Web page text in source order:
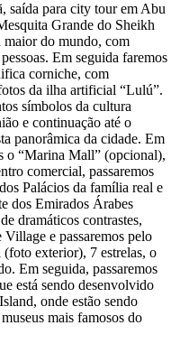
saída para city tour em Abu
Grande do Sheikh
maior do mundo, com
Em seguida faremos
corniche, com
da ilha artificial “Lulú”.
símbolos da cultura
e continuação até o
panorâmica da cidade. Em
o “Marina Mall” (opcional),
comercial, passaremos
Palácios da família real e
dos Emirados Árabes
dramáticos contrastes,
e passaremos pelo
exterior), 7 estrelas, o
Em seguida, passaremos
está sendo desenvolvido
onde estão sendo
mais famosos do